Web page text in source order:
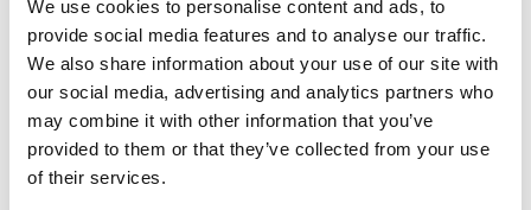
We use cookies to personalise content and ads, to
provide social media features and to analyse our traffic.
We also share information about your use of our site with
our social media, advertising and analytics partners who
may combine it with other information that you’ve
provided to them or that they’ve collected from your use
of their services.
データロガー / 熱流ロガー